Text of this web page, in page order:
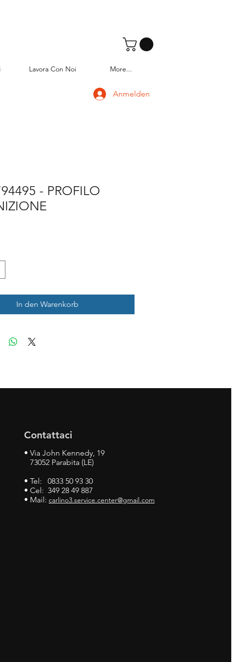
Lavora Con Noi More...
Anmelden
- PROFILO
In den Warenkorb
Contattaci
• Via John Kennedy, 19
73052 Parabita (LE)
• Tel: 0833 50 93 30
• Cel: 349 28 49 887
• Mail: carlino3.service.center@gmail.com